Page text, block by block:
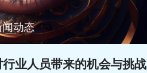
动态
业人员带来的机会与挑战